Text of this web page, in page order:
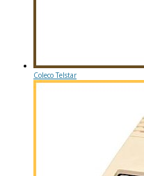
Coleco Telstar